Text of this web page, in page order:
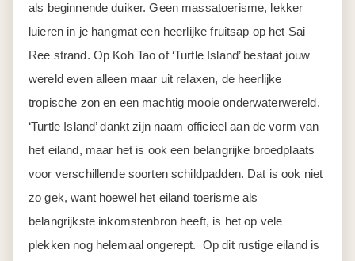
als beginnende duiker. Geen massatoerisme, lekker
luieren in je hangmat een heerlijke fruitsap op het Sai
Ree strand. Op Koh Tao of ‘Turtle Island’ bestaat jouw
wereld even alleen maar uit relaxen, de heerlijke
tropische zon en een machtig mooie onderwaterwereld.
‘Turtle Island’ dankt zijn naam officieel aan de vorm van
het eiland, maar het is ook een belangrijke broedplaats
voor verschillende soorten schildpadden. Dat is ook niet
zo gek, want hoewel het eiland toerisme als
belangrijkste inkomstenbron heeft, is het op vele
plekken nog helemaal ongerept. Op dit rustige eiland is